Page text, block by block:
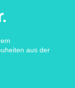
aus der